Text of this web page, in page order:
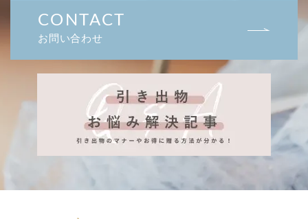
CONTACT
お問い合わせ